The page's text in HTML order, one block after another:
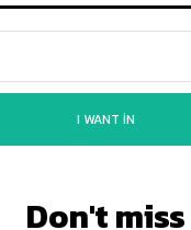
I WANT IN
Don't miss